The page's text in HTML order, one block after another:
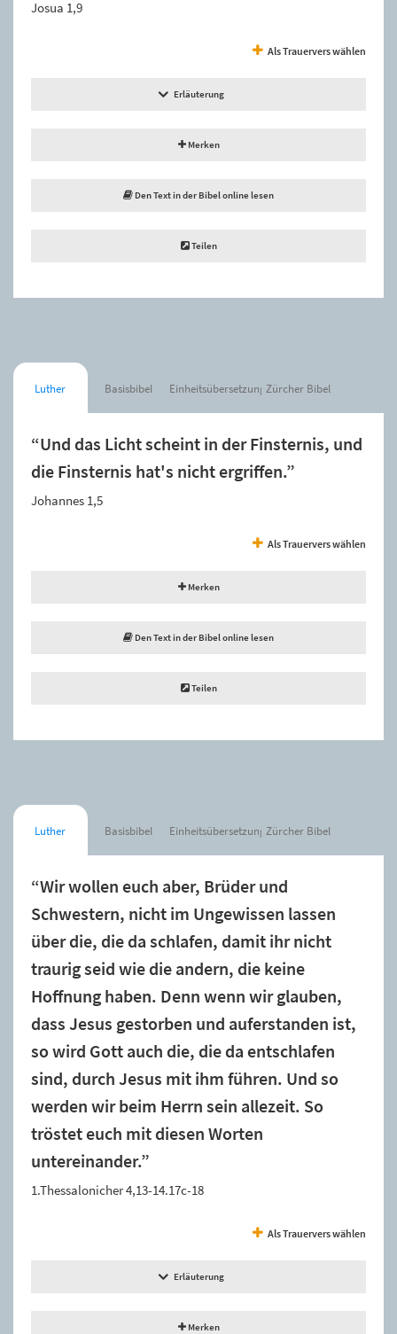
Josua 1,9
Als Trauervers wählen
Erläuterung
Merken
Den Text in der Bibel online lesen
Teilen
Luther Basisbibel Einheitsübersetzung Zürcher Bibel
“Und das Licht scheint in der Finsternis, und
die Finsternis hat's nicht ergriffen.”
Johannes 1,5
Als Trauervers wählen
Merken
Den Text in der Bibel online lesen
Teilen
Luther Basisbibel Einheitsübersetzung Zürcher Bibel
“Wir wollen euch aber, Brüder und
Schwestern, nicht im Ungewissen lassen
über die, die da schlafen, damit ihr nicht
traurig seid wie die andern, die keine
Hoffnung haben. Denn wenn wir glauben,
dass Jesus gestorben und auferstanden ist,
so wird Gott auch die, die da entschlafen
sind, durch Jesus mit ihm führen. Und so
werden wir beim Herrn sein allezeit. So
tröstet euch mit diesen Worten
untereinander.”
1.Thessalonicher 4,13-14.17c-18
Als Trauervers wählen
Erläuterung
Merken